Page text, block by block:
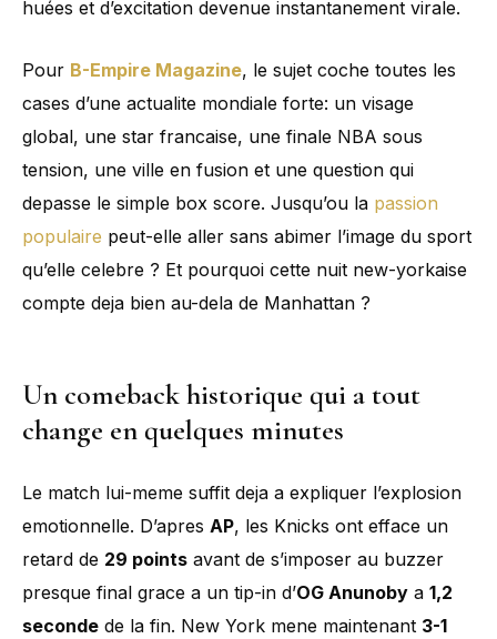
huées et d’excitation devenue instantanement virale.
Pour B-Empire Magazine, le sujet coche toutes les
cases d’une actualite mondiale forte: un visage
global, une star francaise, une finale NBA sous
tension, une ville en fusion et une question qui
depasse le simple box score. Jusqu’ou la passion
populaire peut-elle aller sans abimer l’image du sport
qu’elle celebre ? Et pourquoi cette nuit new-yorkaise
compte deja bien au-dela de Manhattan ?
Un comeback historique qui a tout
change en quelques minutes
Le match lui-meme suffit deja a expliquer l’explosion
emotionnelle. D’apres AP, les Knicks ont efface un
retard de 29 points avant de s’imposer au buzzer
presque final grace a un tip-in d’OG Anunoby a 1,2
seconde de la fin. New York mene maintenant 3-1